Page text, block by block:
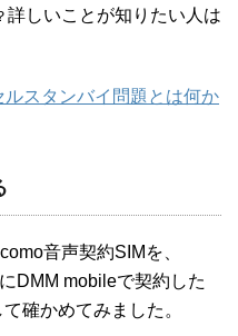
詳しいことが知りたい人は
スタンバイ問題とは何か
音声契約SIMを、
DMM mobileで契約した
確かめてみました。